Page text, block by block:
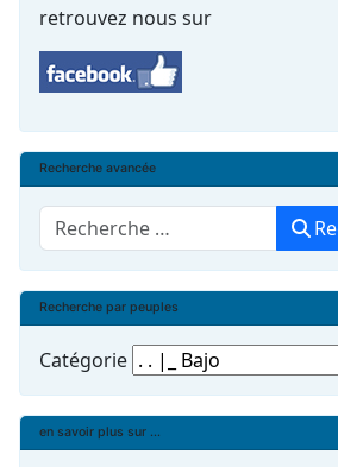
retrouvez nous sur
Recherche avancée
Rechercher
Recherche par peuples
Catégorie
en savoir plus sur ...